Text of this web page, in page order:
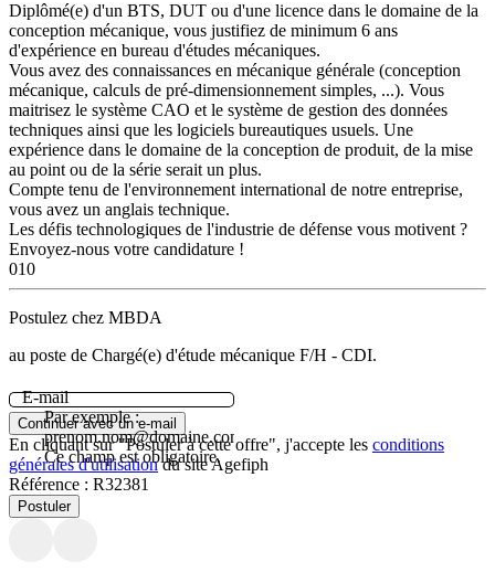
Diplômé(e) d'un BTS, DUT ou d'une licence dans le domaine de la
conception mécanique, vous justifiez de minimum 6 ans
d'expérience en bureau d'études mécaniques.
Vous avez des connaissances en mécanique générale (conception
mécanique, calculs de pré-dimensionnement simples, ...). Vous
maitrisez le système CAO et le système de gestion des données
techniques ainsi que les logiciels bureautiques usuels. Une
expérience dans le domaine de la conception de produit, de la mise
au point ou de la série serait un plus.
Compte tenu de l'environnement international de notre entreprise,
vous avez un anglais technique.
Les défis technologiques de l'industrie de défense vous motivent ?
Envoyez-nous votre candidature !
010
Postulez chez MBDA
au poste de Chargé(e) d'étude mécanique F/H - CDI.
E-mail
Par exemple :
prenom.nom@domaine.com.
Ce champ est obligatoire.
Continuer avec un e-mail
En cliquant sur "Postuler à cette offre", j'accepte les conditions
générales d'utilisationdu site Agefiph
Référence : R32381
Postuler